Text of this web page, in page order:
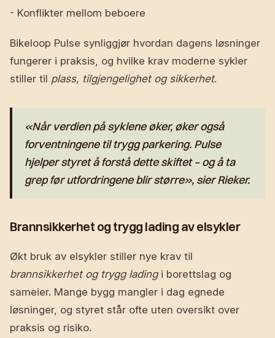
- Konflikter mellom beboere
Bikeloop Pulse synliggjør hvordan dagens løsninger
fungerer i praksis, og hvilke krav moderne sykler
stiller til plass, tilgjengelighet og sikkerhet.
«Når verdien på syklene øker, øker også
forventningene til trygg parkering. Pulse
hjelper styret å forstå dette skiftet – og å ta
grep før utfordringene blir større», sier Rieker.
Brannsikkerhet og trygg lading av elsykler
Økt bruk av elsykler stiller nye krav til
brannsikkerhet og trygg ladingi borettslag og
sameier. Mange bygg mangler i dag egnede
løsninger, og styret står ofte uten oversikt over
praksis og risiko.